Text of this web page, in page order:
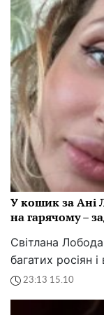
У кошик за Ані
на гарячому –
Світлана
багатих росіян
23:13 15.10